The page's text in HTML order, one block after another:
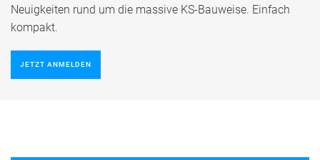
Neuigkeiten rund um die massive KS-Bauweise. Einfach
kompakt.
JETZT ANMELDEN